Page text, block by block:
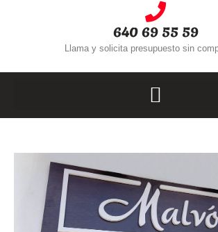
640 69 55 59
Llama y solicita presupuesto sin